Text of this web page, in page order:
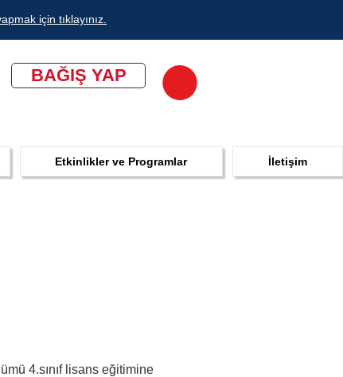
için tıklayınız.
BAĞIŞ YAP
Etkinlikler ve Programlar İletişim
4.sınıf lisans eğitimine